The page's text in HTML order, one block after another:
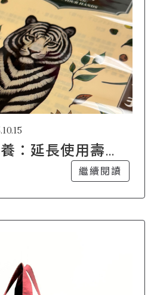
：延長使用壽命
繼續閱讀